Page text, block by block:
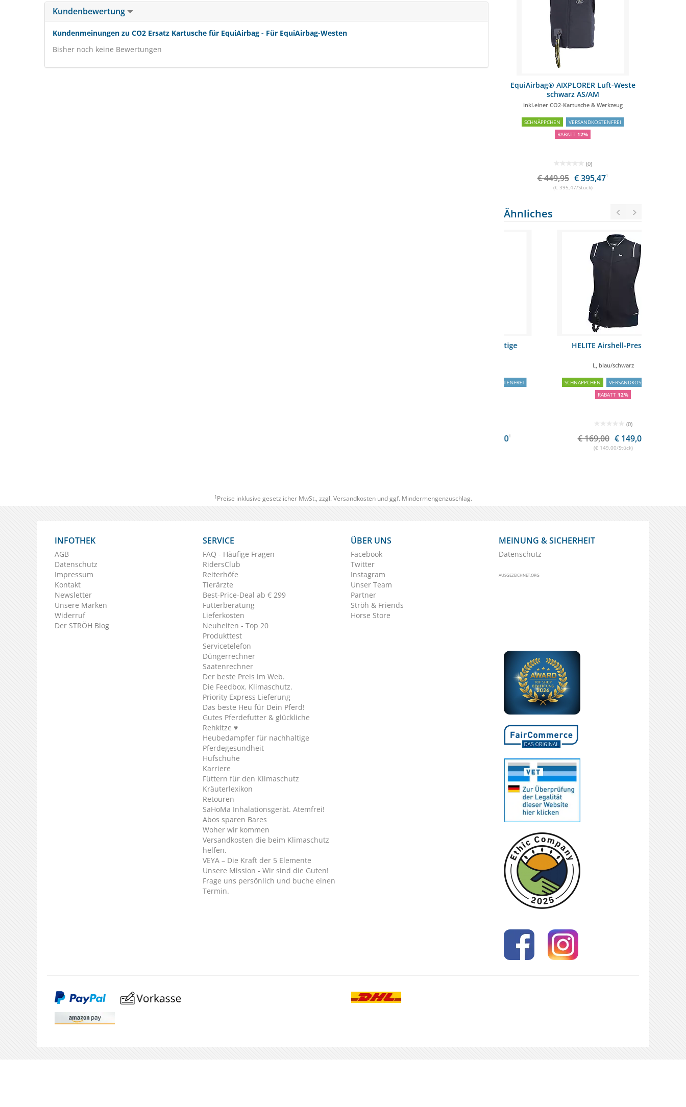
Kundenbewertung
Kundenmeinungen zu CO2 Ersatz Kartusche für EquiAirbag - Für EquiAirbag-Westen
Bisher noch keine Bewertungen
EquiAirbag® AIXPLORER Luft-Weste
schwarz AS/AM
inkl.einer CO2-Kartusche & Werkzeug
SCHNÄPPCHEN
VERSANDKOSTENFREI
RABATT 12%
(0)
€ 449,95 € 395,471
(€ 395,47/Stück)
Ähnliches
HELITE Airshell-Prestige
L, blau/schwarz
VERSANDKOSTENFREI
€ 149,001
1 Preise inklusive gesetzlicher MwSt., zzgl. Versandkostenund ggf. Mindermengenzuschlag.
INFOTHEK
AGB
Datenschutz
Impressum
Kontakt
Newsletter
Unsere Marken
Widerruf
Der STRÖH Blog
SERVICE
FAQ - Häufige Fragen
RidersClub
Reiterhöfe
Tierärzte
Best-Price-Deal ab € 299
Futterberatung
Lieferkosten
Neuheiten - Top 20
Produkttest
Servicetelefon
Düngerrechner
Saatenrechner
Der beste Preis im Web.
Die Feedbox. Klimaschutz.
Priority Express Lieferung
Das beste Heu für Dein Pferd!
Gutes Pferdefutter & glückliche
Rehkitze ♥
Heubedampfer für nachhaltige
Pferdegesundheit
Hufschuhe
Karriere
Füttern für den Klimaschutz
Kräuterlexikon
Retouren
SaHoMa Inhalationsgerät. Atemfrei!
Abos sparen Bares
Woher wir kommen
Versandkosten die beim Klimaschutz
helfen.
VEYA – Die Kraft der 5 Elemente
Unsere Mission - Wir sind die Guten!
Frage uns persönlich und buche einen
Termin.
ÜBER UNS
Facebook
Twitter
Instagram
Unser Team
Partner
Ströh & Friends
Horse Store
MEINUNG & SICHERHEIT
Datenschutz
AUSGEZEICHNET.ORG